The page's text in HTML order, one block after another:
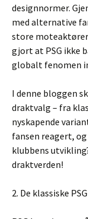
designnormer.
med alternative
store moteaktører
gjort at PSG ikke
globalt fenomen
I denne bloggen
draktvalg – fra
nyskapende
fansen reagert,
klubbens
draktverden!
2. De klassiske